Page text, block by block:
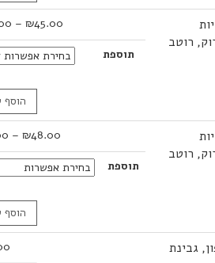
רוטב
₪45.00
–
תוספת
הוסף
רוטב
₪48.00
–
תוספת
הוסף
גבינת